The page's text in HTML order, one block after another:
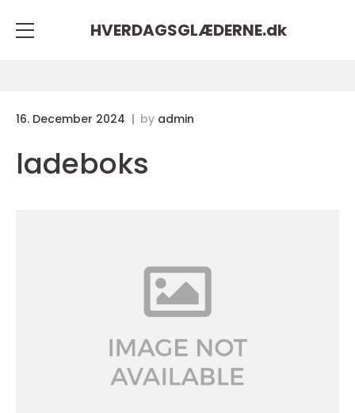
HVERDAGSGLÆDERNE.dk
16. December 2024 by admin
ladeboks